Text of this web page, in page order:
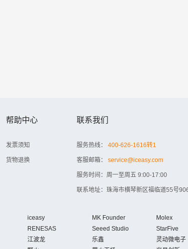
帮助中心
发票须知
货物退换
联系我们
服务热线：400-626-1616转1
客服邮箱：service@iceasy.com
服务时间：周一至周五 9:00-17:00
联系地址：珠海市横琴新区福临道55号
iceasy MK Founder
Molex
RENESAS Seeed Studio
StarFive
江波龙 乐鑫
灵动微电子